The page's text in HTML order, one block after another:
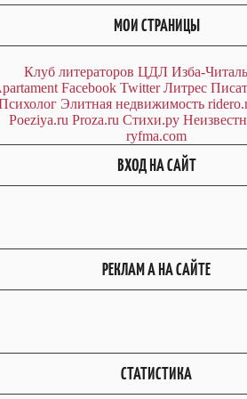
МОИ СТРАНИЦЫ
Клуб литераторов ЦДЛ Изба-
Facebook Twitter Литрес
Элитная недвижимость
Poeziya.ru Proza.ru Стихи.ру
ryfma.com
ВХОД НА САЙТ
РЕКЛАМ А НА САЙТЕ
СТАТИСТИКА